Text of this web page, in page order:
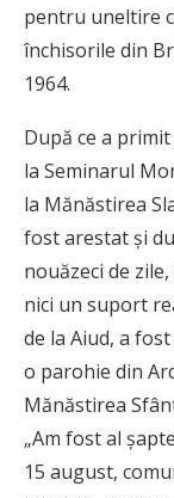
pentru uneltire
închisorile din
1964.
După ce a
la Seminarul
la Mănăstirea
fost arestat și
nouăzeci de
nici un suport
de la Aiud, a
o parohie din
Mănăstirea
„Am fost al
15 august,